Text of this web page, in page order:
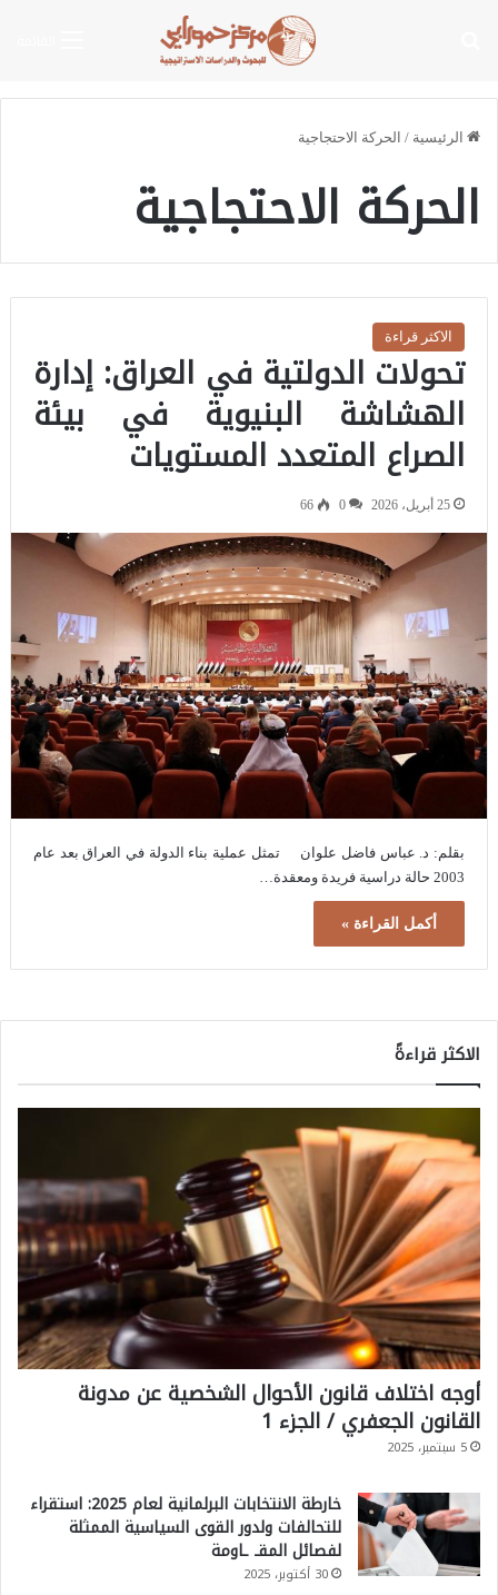
الرئيسية / الحركة الاحتجاجية
الحركة الاحتجاجية
الاكثر قراءة
تحولات الدولتية في العراق: إدارة
الهشاشة البنيوية في بيئة
الصراع المتعدد المستويات
25 أبريل، 2026 0
66
بقلم: د. عباس فاضل علوان تمثل عملية بناء الدولة في العراق بعد عام
2003 حالة دراسية فريدة ومعقدة…
أكمل القراءة »
الاكثر قراءةً
أوجه اختلاف قانون الأحوال الشخصية عن مدونة
القانون الجعفري / الجزء 1
5 سبتمبر، 2025
خارطة الانتخابات البرلمانية لعام 2025: استقراء
للتحالفات ولدور القوى السياسية الممثلة
لفصائل المقـ ـاومة
30 أكتوبر، 2025